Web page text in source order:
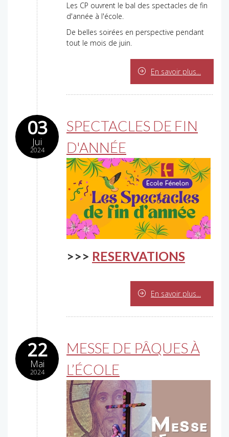
Les CP ouvrent le bal des spectacles de fin
d'année à l'école.
De belles soirées en perspective pendant
tout le mois de juin.
En savoir plus...
03
Jui
2024
SPECTACLES DE FIN
D'ANNÉE
>>> RESERVATIONS
En savoir plus...
22
Mai
2024
MESSE DE PÂQUES À
L’ÉCOLE